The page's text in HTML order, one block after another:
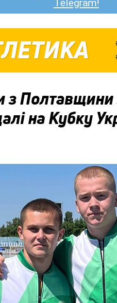
Telegram!
з
на Кубку